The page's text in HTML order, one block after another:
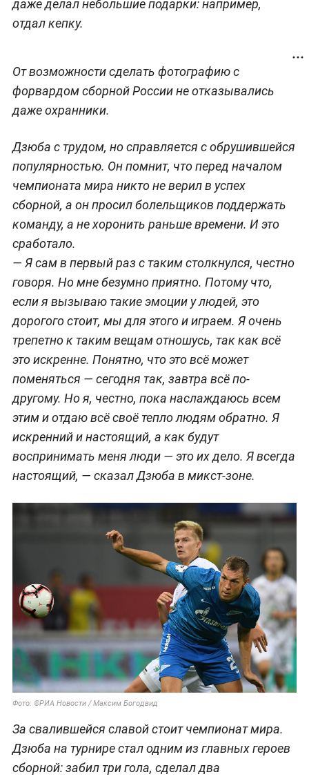
даже делал небольшие подарки: например,
отдал кепку.
От возможности сделать фотографию с
форвардом сборной России не отказывались
даже охранники.
Дзюба с трудом, но справляется с обрушившейся
популярностью. Он помнит, что перед началом
чемпионата мира никто не верил в успех
сборной, а он просил болельщиков поддержать
команду, а не хоронить раньше времени. И это
сработало.
— Я сам в первый раз с таким столкнулся, честно
говоря. Но мне безумно приятно. Потому что,
если я вызываю такие эмоции у людей, это
дорогого стоит, мы для этого и играем. Я очень
трепетно к таким вещам отношусь, так как всё
это искренне. Понятно, что это всё может
поменяться — сегодня так, завтра всё по-
другому. Но я, честно, пока наслаждаюсь всем
этим и отдаю всё своё тепло людям обратно. Я
искренний и настоящий, а как будут
воспринимать меня люди — это их дело. Я всегда
настоящий, — сказал Дзюба в микст-зоне.
Фото: ©РИА Новости / Максим Богодвид
За свалившейся славой стоит чемпионат мира.
Дзюба на турнире стал одним из главных героев
сборной: забил три гола, сделал два